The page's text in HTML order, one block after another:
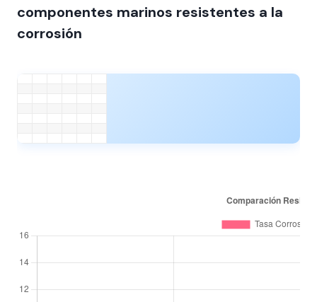
componentes marinos resistentes a la
corrosión